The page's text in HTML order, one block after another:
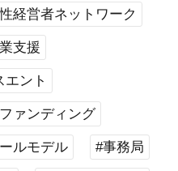
経営者ネットワーク
支援
ント
ァンディング
ルモデル #事務局